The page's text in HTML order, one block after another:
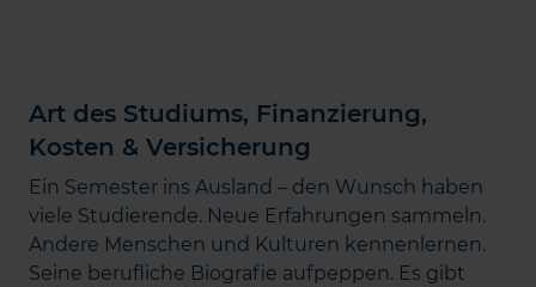
Art des Studiums, Finanzierung,
Kosten & Versicherung
Ein Semester ins Ausland – den Wunsch haben
viele Studierende. Neue Erfahrungen sammeln.
Andere Menschen und Kulturen kennenlernen.
Seine berufliche Biografie aufpeppen. Es gibt